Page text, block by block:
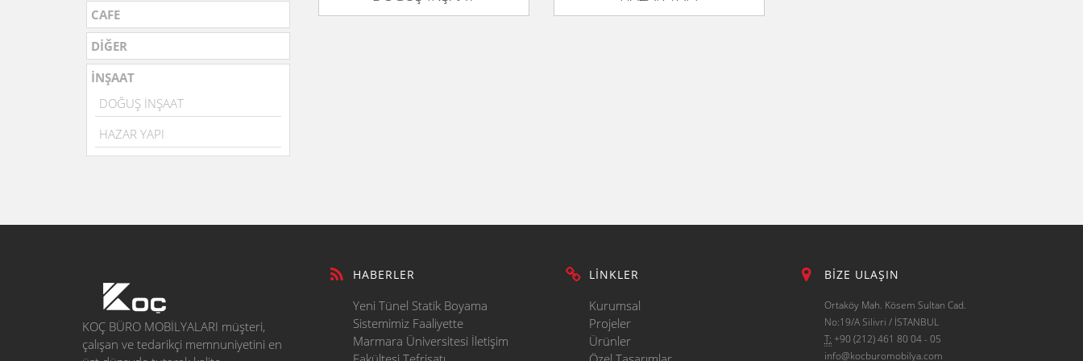
CAFE
DİĞER
İNŞAAT
DOĞUŞ İNŞAAT
HAZAR YAPI
KOÇ BÜRO MOBİLYALARI müşteri,
çalışan ve tedarikçi memnuniyetini en
HABERLER
Yeni Tünel Statik Boyama
Sistemimiz Faaliyette
Marmara Üniversitesi İletişim
LİNKLER
Kurumsal
Projeler
Ürünler
BİZE ULAŞIN
Ortaköy Mah. Kösem Sultan Cad.
No:19/A Silivri / İSTANBUL
T: +90 (212) 461 80 04 - 05
info@kocburomobilya.com